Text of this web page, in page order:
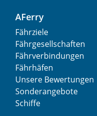
AFerry
Fährziele
Fährgesellschaften
Fährverbindungen
Fährhäfen
Unsere Bewertungen
Sonderangebote
Schiffe